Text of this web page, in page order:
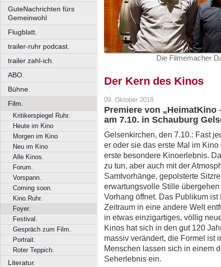
GuteNachrichten fürs
Gemeinwohl
Flugblatt.
trailer-ruhr podcast.
trailer zahl-ich.
ABO.
Bühne.
Film.
Kritikerspiegel Ruhr.
Heute im Kino
Morgen im Kino
Neu im Kino
Alle Kinos.
Forum.
Vorspann.
Coming soon.
Kino.Ruhr.
Foyer.
Festival.
Gespräch zum Film.
Portrait.
Roter Teppich.
Literatur.
Die Filmemacher
Der Kern des Kinos
09. Oktober 2018
Premiere von
am 7.10. in Schauburg
Gelsenkirchen, den 7.10.: Fast
er oder sie das erste Mal im
erste besondere Kinoerlebnis.
zu tun, aber auch mit der
Samtvorhänge, gepolsterte
erwartungsvolle Stille
Vorhang öffnet. Das Publikum
Zeitraum in eine andere Welt
in etwas einzigartiges, völlig
Kinos hat sich in den gut 120
massiv verändert, die Formel ist
Menschen lassen sich in einem
Seherlebnis ein.